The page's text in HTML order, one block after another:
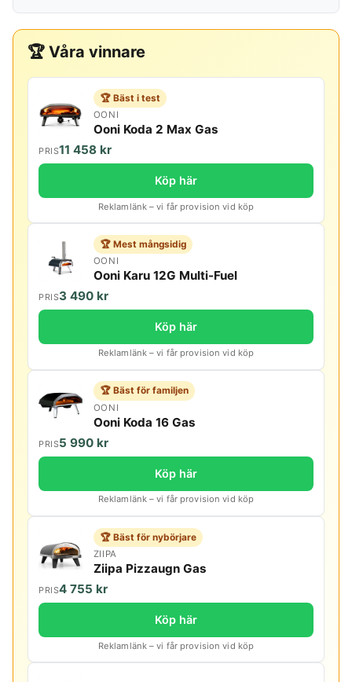
🏆 Våra vinnare
🏆 Bäst i test
OONI
Ooni Koda 2 Max Gas
PRIS11 458 kr
Köp här
Reklamlänk – vi får provision vid köp
🏆 Mest mångsidig
OONI
Ooni Karu 12G Multi-Fuel
PRIS3 490 kr
Köp här
Reklamlänk – vi får provision vid köp
🏆 Bäst för familjen
OONI
Ooni Koda 16 Gas
PRIS5 990 kr
Köp här
Reklamlänk – vi får provision vid köp
🏆 Bäst för nybörjare
ZIIPA
Ziipa Pizzaugn Gas
PRIS4 755 kr
Köp här
Reklamlänk – vi får provision vid köp